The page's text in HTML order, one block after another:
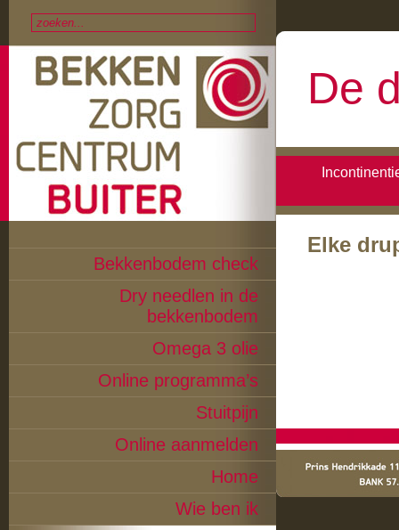
Bekkenbodem check
Dry needlen in de
bekkenbodem
Omega 3 olie
Online programma’s
Stuitpijn
Online aanmelden
Home
Wie ben ik
De
Elke